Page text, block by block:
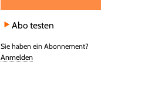
Abo testen
Sie haben ein Abonnement?
Anmelden